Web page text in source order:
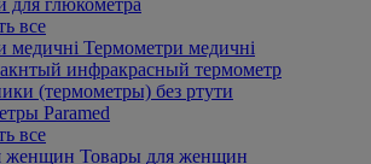
для глюкометра
все
Термометри медичні
инфракрасный термометр
(термометры) без ртути
Paramed
все
Товары для женщин